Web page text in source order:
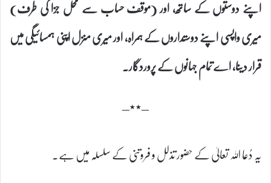
اپنے دوستوں کے ساتھ، اور (موقف حساب سے محل جزا کی طرف)
میری واپسی اپنے دوستداروں کے ہمراہ، اور میری منزل اپنی ہمسائیگی میں
قرار دینا، اے تمام جہانوں کے پروردگار۔
–٭٭–
یہ دُعا اللہ تعالیٰ کے حضور تذلل و فروتنی کے سلسلہ میں ہے۔